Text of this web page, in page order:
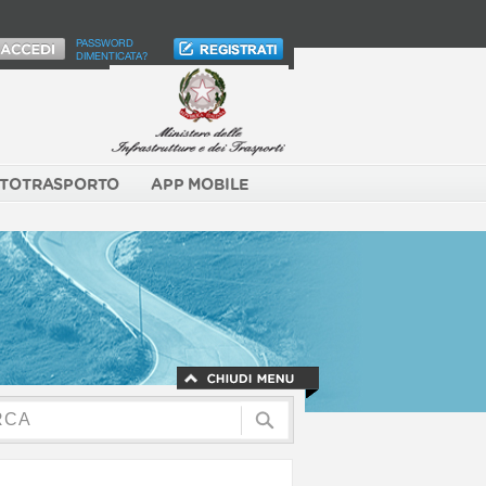
PASSWORD
DIMENTICATA?
APP MOBILE